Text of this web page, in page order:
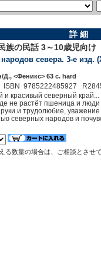
詳 細
族の民話 3～10歳児向け
севера. 3-е изд.
Д., <Феникс> 63 c. hard
ISBN 9785222485927
и красивый северный
не растёт пшеница и люди
и трудолюбие, уважение
северных народов и
る数量の場合は、ご相談とさせ